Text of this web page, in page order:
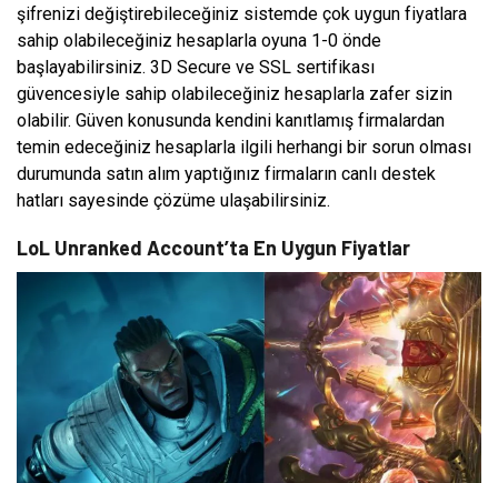
şifrenizi değiştirebileceğiniz sistemde çok uygun fiyatlara
sahip olabileceğiniz hesaplarla oyuna 1-0 önde
başlayabilirsiniz. 3D Secure ve SSL sertifikası
güvencesiyle sahip olabileceğiniz hesaplarla zafer sizin
olabilir. Güven konusunda kendini kanıtlamış firmalardan
temin edeceğiniz hesaplarla ilgili herhangi bir sorun olması
durumunda satın alım yaptığınız firmaların canlı destek
hatları sayesinde çözüme ulaşabilirsiniz.
LoL Unranked Account’ta En Uygun Fiyatlar